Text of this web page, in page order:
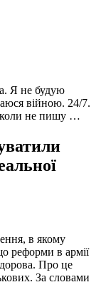
Я не будую
війною. 24/7.
не пишу …
в якому
реформи в армії
Про це
За словами